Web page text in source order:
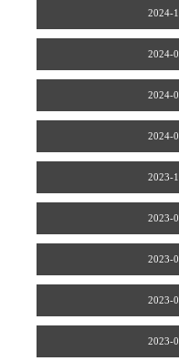
2024-
2024-
2024-
2024-
2023-
2023-
2023-
2023-
2023-